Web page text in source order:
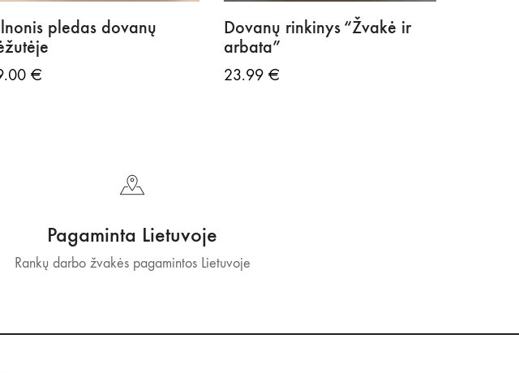
pledas dovanų
€
Dovanų rinkinys “Žvakė ir
arbata”
23.99 €
Pagaminta Lietuvoje
Rankų darbo žvakės pagamintos Lietuvoje